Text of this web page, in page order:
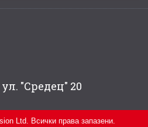
"Средец" 20
Ltd. Всички права запазени.